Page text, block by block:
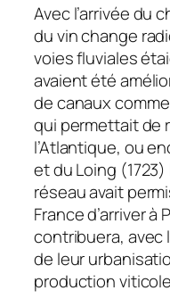
Avec l’arrivée du
du vin change
voies fluviales
avaient été
de canaux
qui permettait de
l’Atlantique, ou
et du Loing (1723)
réseau avait
France d’arriver à
contribuera, avec
de leur
production